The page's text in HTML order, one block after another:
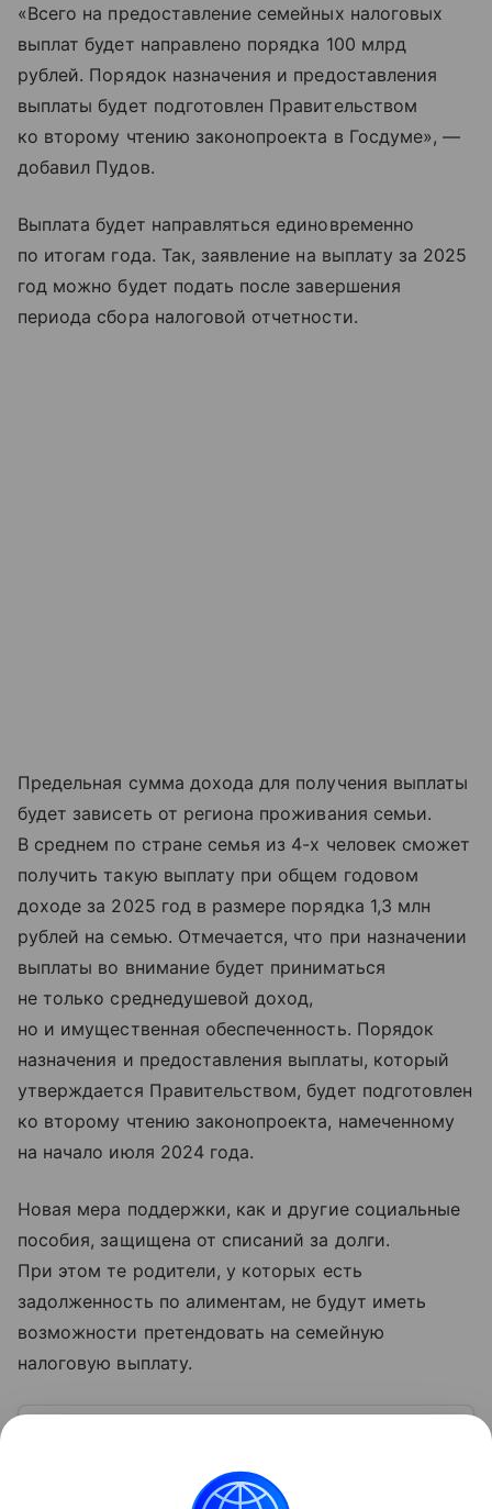
«Всего на предоставление семейных налоговых
выплат будет направлено порядка 100 млрд
рублей. Порядок назначения и предоставления
выплаты будет подготовлен Правительством
ко второму чтению законопроекта в Госдуме», —
добавил Пудов.
Выплата будет направляться единовременно
по итогам года. Так, заявление на выплату за 2025
год можно будет подать после завершения
периода сбора налоговой отчетности.
Предельная сумма дохода для получения выплаты
будет зависеть от региона проживания семьи.
В среднем по стране семья из 4-х человек сможет
получить такую выплату при общем годовом
доходе за 2025 год в размере порядка 1,3 млн
рублей на семью. Отмечается, что при назначении
выплаты во внимание будет приниматься
не только среднедушевой доход,
но и имущественная обеспеченность. Порядок
назначения и предоставления выплаты, который
утверждается Правительством, будет подготовлен
ко второму чтению законопроекта, намеченному
на начало июля 2024 года.
Новая мера поддержки, как и другие социальные
пособия, защищена от списаний за долги.
При этом те родители, у которых есть
задолженность по алиментам, не будут иметь
возможности претендовать на семейную
налоговую выплату.
Рассказываем, что такое доход, какие бывают виды
и источники поступлений, а также какие активы